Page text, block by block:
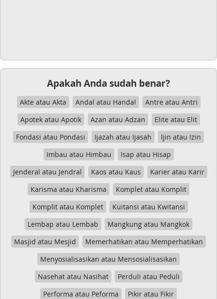
Apakah Anda sudah benar?
Akte atau Akta Andal atau Handal
Antre atau Antri
Apotek atau Apotik
Azan atau Adzan
Elite atau Elit
Fondasi atau Pondasi
Ijazah atau Ijasah
Ijin atau Izin
Imbau atau Himbau
Isap atau Hisap
Jenderal atau Jendral
Kaos atau Kaus
Karier atau Karir
Karisma atau Kharisma
Komplet atau Komplit
Komplit atau Komplet
Kuitansi atau Kwitansi
Lembap atau Lembab
Mangkung atau Mangkok
Masjid atau Mesjid
Memerhatikan atau Memperhatikan
Menyosialisasikan atau Mensosialisasikan
Nasehat atau Nasihat
Perduli atau Peduli
Performa atau Peforma
Pikir atau Fikir